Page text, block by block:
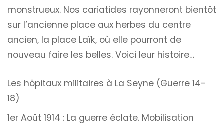
monstrueux. Nos cariatides rayonneront bientôt
sur l’ancienne place aux herbes du centre
ancien, la place Laïk, où elle pourront de
nouveau faire les belles. Voici leur histoire…
Les hôpitaux militaires à La Seyne (Guerre 14-
18)
1er Août 1914 : La guerre éclate. Mobilisation